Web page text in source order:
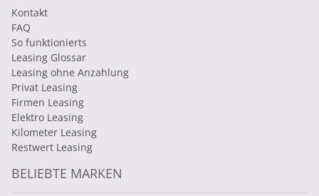
Kontakt
FAQ
So funktionierts
Leasing Glossar
Leasing ohne Anzahlung
Privat Leasing
Firmen Leasing
Elektro Leasing
Kilometer Leasing
Restwert Leasing
BELIEBTE MARKEN